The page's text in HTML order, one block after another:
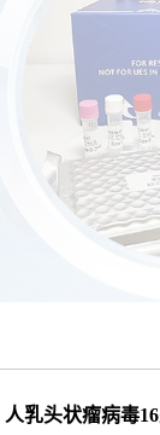
人乳头状瘤病毒